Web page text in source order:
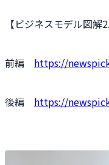
【ビジネスモデル図
前編 https://
後編 https://